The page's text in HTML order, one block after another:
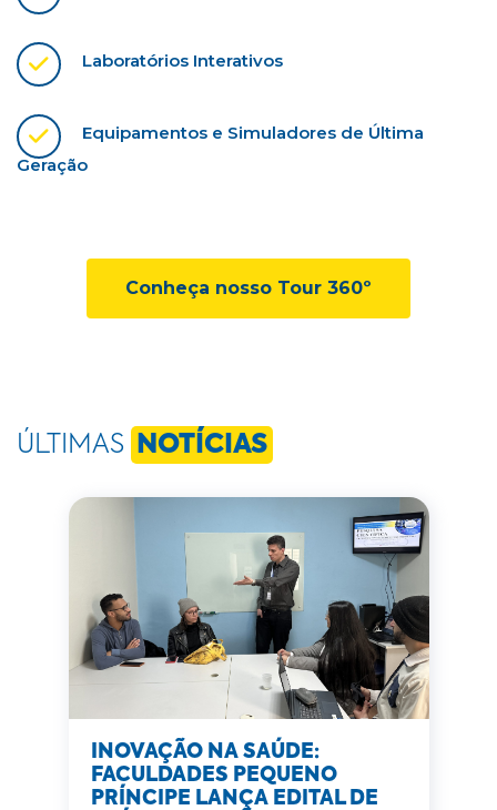
Laboratórios Interativos
Equipamentos e Simuladores de Última
Geração
Conheça nosso Tour 360º
ÚLTIMAS NOTÍCIAS
INOVAÇÃO NA SAÚDE:
FACULDADES PEQUENO
PRÍNCIPE LANÇA EDITAL DE